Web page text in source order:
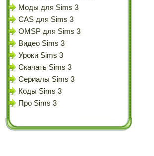
Моды для Sims 3
CAS для Sims 3
OMSP для Sims 3
Видео Sims 3
Уроки Sims 3
Скачать Sims 3
Сериалы Sims 3
Коды Sims 3
Про Sims 3